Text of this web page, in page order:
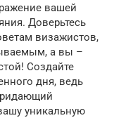
вашей
Доверьтесь
визажистов,
а вы –
Создайте
дня, ведь
уникальную